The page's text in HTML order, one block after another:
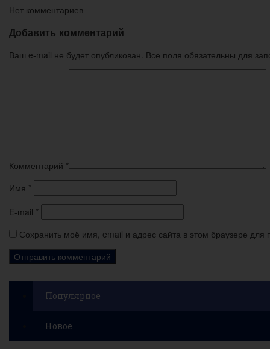
Нет комментариев
Добавить комментарий
Ваш e-mail не будет опубликован. Все поля обязательны для
Комментарий *
Имя *
E-mail *
Сохранить моё имя, email и адрес сайта в этом браузере
Популярное
Новое